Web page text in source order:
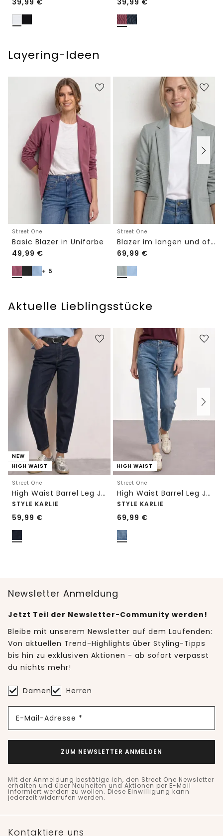
39,99 € 39,99 €
Layering-Ideen
Street One
Basic Blazer in Unifarbe
49,99 €
+ 5
Street One
Blazer im langen und offenen Schnitt
69,99 €
Aktuelle Lieblingsstücke
NEW
HIGH WAIST
Street One
High Waist Barrel Leg Jeans im Loose Fit
STYLE KARLIE
59,99 €
HIGH WAIST
Street One
High Waist Barrel Leg Jeans im Loose Fit
STYLE KARLIE
69,99 €
Newsletter Anmeldung
Jetzt Teil der Newsletter-Community werden!
Bleibe mit unserem Newsletter auf dem Laufenden:
Von aktuellen Trend-Highlights über Styling-Tipps
bis hin zu exklusiven Aktionen - ab sofort verpasst
du nichts mehr!
Damen Herren
E-Mail-Adresse *
ZUM NEWSLETTER ANMELDEN
Mit der Anmeldung bestätige ich, den Street One Newsletter
erhalten und über Neuheiten und Aktionen per E-Mail
informiert werden zu wollen. Diese Einwilligung kann
jederzeit widerrufen werden.
Kontaktiere uns